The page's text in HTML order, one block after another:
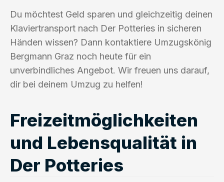
Du möchtest Geld sparen und gleichzeitig deinen
Klaviertransport nach Der Potteries in sicheren
Händen wissen? Dann kontaktiere Umzugskönig
Bergmann Graz noch heute für ein
unverbindliches Angebot. Wir freuen uns darauf,
dir bei deinem Umzug zu helfen!
Freizeitmöglichkeiten
und Lebensqualität in
Der Potteries